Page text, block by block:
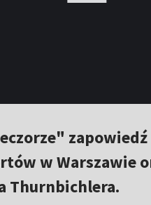
zapowiedź
w Warszawie
Thurnbichlera.